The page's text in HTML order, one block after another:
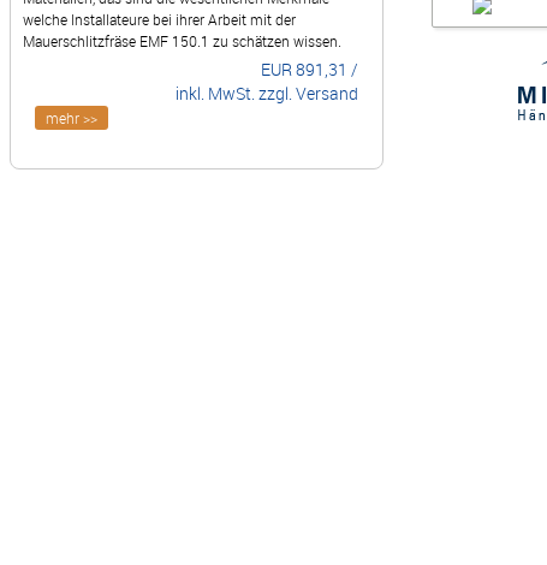
welche Installateure bei ihrer Arbeit mit der
Mauerschlitzfräse EMF 150.1 zu schätzen wissen.
EUR891,31 /
inkl. MwSt. zzgl. Versand
mehr >>